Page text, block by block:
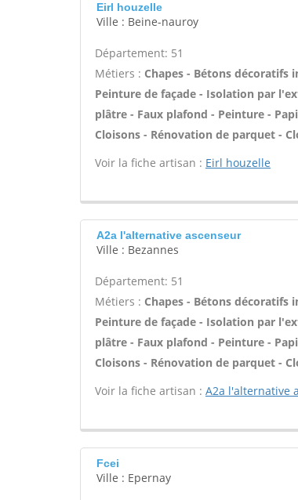
Eirl houzelle
Ville : Beine-nauroy
Département: 51
Métiers : Chapes - Bétons décoratifs
Peinture de façade - Isolation par
plâtre - Faux plafond - Peinture -
Cloisons - Rénovation de parquet -
Voir la fiche artisan : Eirl houzelle
A2a l'alternative ascenseur
Ville : Bezannes
Département: 51
Métiers : Chapes - Bétons décoratifs
Peinture de façade - Isolation par
plâtre - Faux plafond - Peinture -
Cloisons - Rénovation de parquet -
Voir la fiche artisan : A2a l'alternative
Fcei
Ville : Epernay